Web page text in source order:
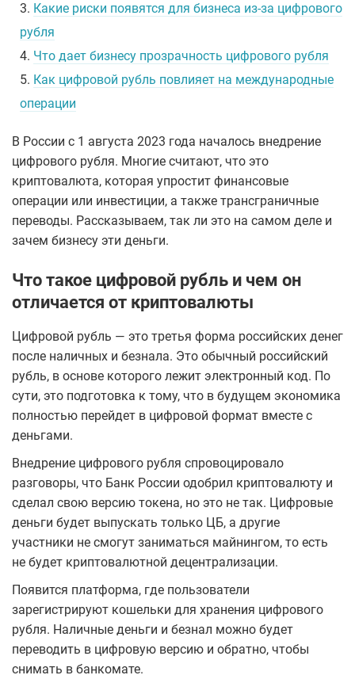
3. Какие риски появятся для бизнеса из-за цифрового
рубля
4. Что дает бизнесу прозрачность цифрового рубля
5. Как цифровой рубль повлияет на международные
операции
В России с 1 августа 2023 года началось внедрение
цифрового рубля. Многие считают, что это
криптовалюта, которая упростит финансовые
операции или инвестиции, а также трансграничные
переводы. Рассказываем, так ли это на самом деле и
зачем бизнесу эти деньги.
Что такое цифровой рубль и чем он
отличается от криптовалюты
Цифровой рубль — это третья форма российских денег
после наличных и безнала. Это обычный российский
рубль, в основе которого лежит электронный код. По
сути, это подготовка к тому, что в будущем экономика
полностью перейдет в цифровой формат вместе с
деньгами.
Внедрение цифрового рубля спровоцировало
разговоры, что Банк России одобрил криптовалюту и
сделал свою версию токена, но это не так. Цифровые
деньги будет выпускать только ЦБ, а другие
участники не смогут заниматься майнингом, то есть
не будет криптовалютной децентрализации.
Появится платформа, где пользователи
зарегистрируют кошельки для хранения цифрового
рубля. Наличные деньги и безнал можно будет
переводить в цифровую версию и обратно, чтобы
снимать в банкомате.